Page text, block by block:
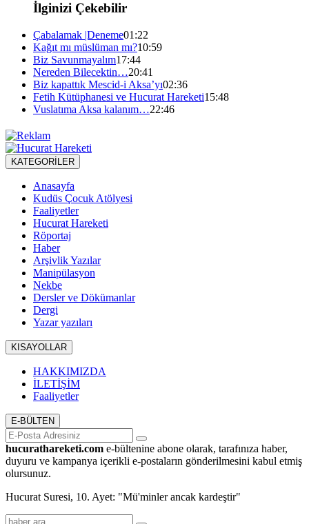
İlginizi Çekebilir
Çabalamak |Deneme01:22
Kağıt mı müslüman mı?10:59
Biz Savunmayalım17:44
Nereden Bilecektin…20:41
Biz kapattık Mescid-i Aksa’yı02:36
Fetih Kütüphanesi ve Hucurat Hareketi15:48
Vuslatıma Aksa kalanım…22:46
KATEGORİLER
Anasayfa
Kudüs Çocuk Atölyesi
Faaliyetler
Hucurat Hareketi
Röportaj
Haber
Arşivlik Yazılar
Manipülasyon
Nekbe
Dersler ve Dökümanlar
Dergi
Yazar yazıları
KISAYOLLAR
HAKKIMIZDA
İLETİŞİM
Faaliyetler
E-BÜLTEN
hucurathareketi.com e-bültenine abone olarak, tarafınıza haber,
duyuru ve kampanya içerikli e-postaların gönderilmesini kabul etmiş
olursunuz.
Hucurat Suresi, 10. Ayet: "Mü'minler ancak kardeştir"